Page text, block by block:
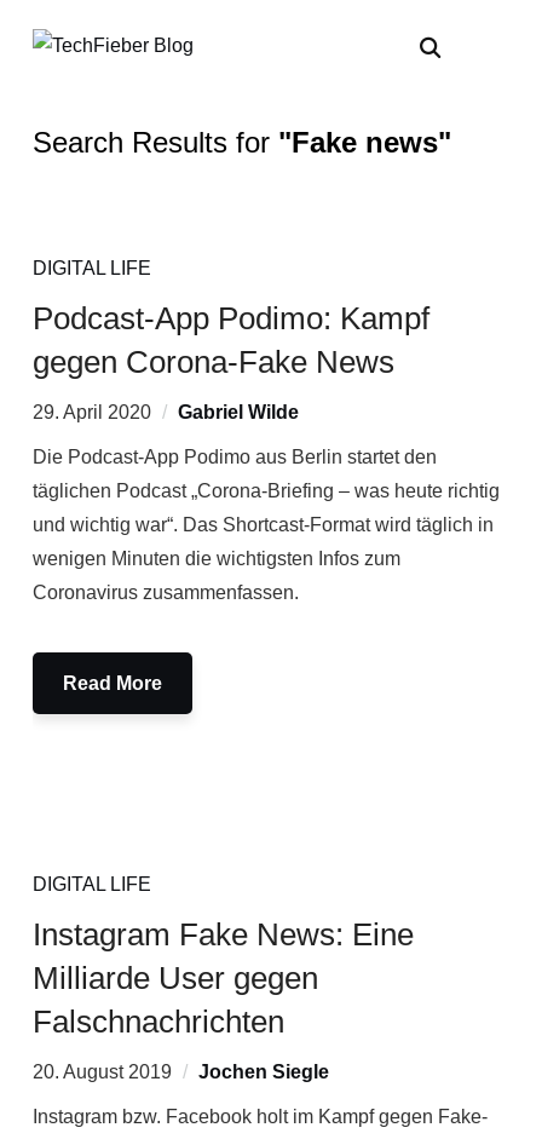
Search Results for "Fake news"
DIGITAL LIFE
Podcast-App Podimo: Kampf
gegen Corona-Fake News
29. April 2020 Gabriel Wilde
Die Podcast-App Podimo aus Berlin startet den
täglichen Podcast „Corona-Briefing – was heute richtig
und wichtig war“. Das Shortcast-Format wird täglich in
wenigen Minuten die wichtigsten Infos zum
Coronavirus zusammenfassen.
Read More
DIGITAL LIFE
Instagram Fake News: Eine
Milliarde User gegen
Falschnachrichten
20. August 2019 Jochen Siegle
Instagram bzw. Facebook holt im Kampf gegen Fake-